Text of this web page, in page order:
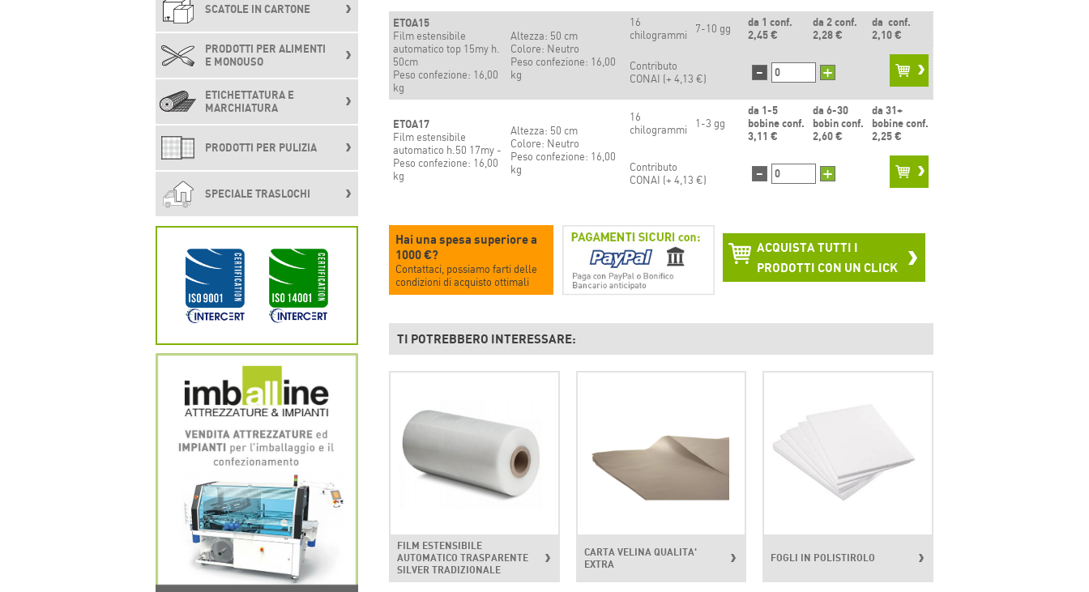
SCATOLE IN CARTONE
PRODOTTI PER ALIMENTI
E MONOUSO
ETICHETTATURA E
MARCHIATURA
PRODOTTI PER PULIZIA
SPECIALE TRASLOCHI
ETOA15
Film estensibile
automatico top 15my h.
50cm
Peso confezione: 16,00
kg
Altezza: 50 cm
Colore: Neutro
Peso confezione: 16,00
kg
16
chilogrammi
7-10 gg
da 1 conf.
2,45 €
da 2 conf.
2,28 €
da conf.
2,10 €
Contributo
CONAI (+ 4,13 €) - +
ETOA17
Film estensibile
automatico h.50 17my -
Peso confezione: 16,00
kg
Altezza: 50 cm
Colore: Neutro
Peso confezione: 16,00
kg
16
chilogrammi
1-3 gg
da 1-5
bobine conf.
3,11 €
da 6-30
bobin conf.
2,60 €
da 31+
bobine conf.
2,25 €
Contributo
CONAI (+ 4,13 €) - +
ACQUISTA TUTTI I
PRODOTTI CON UN CLICK
Hai una spesa superiore a
1000 €?
Contattaci, possiamo farti delle
condizioni di acquisto ottimali
TI POTREBBERO INTERESSARE:
FILM ESTENSIBILE
AUTOMATICO TRASPARENTE
SILVER TRADIZIONALE
CARTA VELINA QUALITA'
EXTRA
FOGLI IN POLISTIROLO